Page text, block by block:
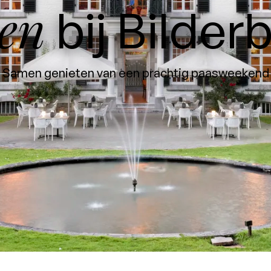
bij
Samen genieten van een prachtig paasweekend